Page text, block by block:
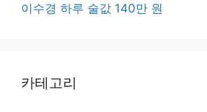
이수경 하루 술값 140만 원
카테고리